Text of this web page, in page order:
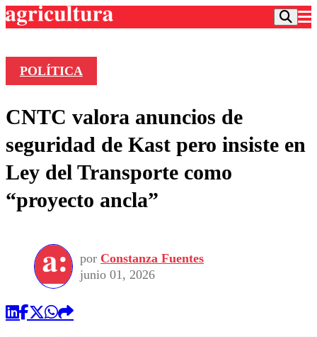
Frecuencias
Agricultura TV
Deportes
Colo Colo
Motor
Torneo Internacional
Torneo Nacional
Entretención
Internacional
Nacional
Vida Social
Programas
Comercial
POLÍTICA
CNTC valora anuncios de
seguridad de Kast pero insiste en
Ley del Transporte como
“proyecto ancla”
por Constanza Fuentes
junio 01, 2026